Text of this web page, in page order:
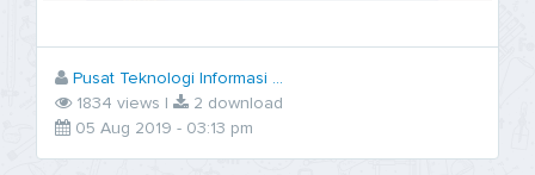
Pusat Teknologi Informasi ...
1834 views |
2 download
05 Aug 2019 - 03:13 pm